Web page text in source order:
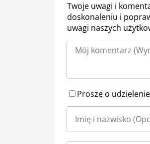
Twoje uwagi i
doskonaleniu i
uwagi naszych
Proszę o